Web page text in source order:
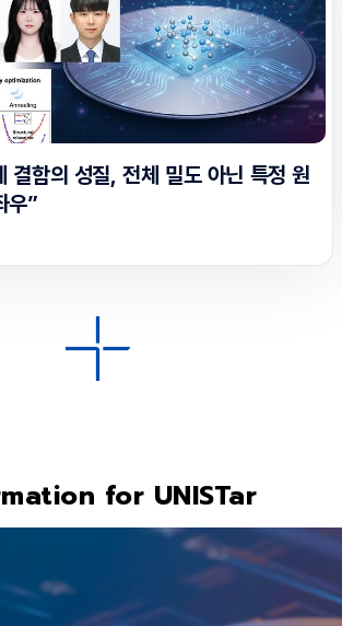
결함의 성질, 전체 밀도 아닌 특정 원
우”
for UNISTar